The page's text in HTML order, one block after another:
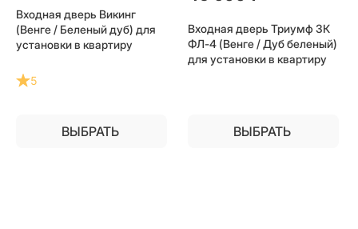
Входная дверь Викинг
(Венге / Беленый дуб) для
установки в квартиру
5
ВЫБРАТЬ
Входная дверь Триумф 3К
ФЛ-4 (Венге / Дуб беленый)
для установки в квартиру
ВЫБРАТЬ